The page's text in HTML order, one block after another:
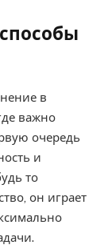
в
важно
очередь
и
то
он играет